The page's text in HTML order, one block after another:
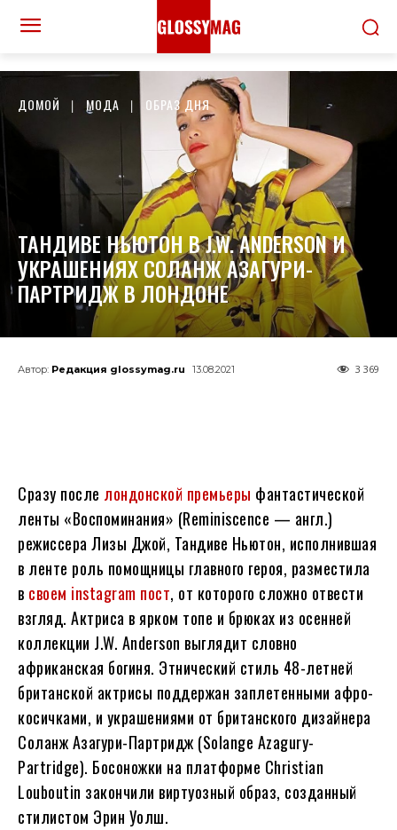
ДОМОЙ МОДА ОБРАЗ ДНЯ
ТАНДИВЕ НЬЮТОН В J.W. ANDERSON И
УКРАШЕНИЯХ СОЛАНЖ АЗАГУРИ-
ПАРТРИДЖ В ЛОНДОНЕ
Автор: Редакция glossymag.ru 13.08.2021 3 369
Сразу после лондонской премьеры фантастической
ленты «Воспоминания» (Reminiscence — англ.)
режиссера Лизы Джой, Тандиве Ньютон, исполнившая
в ленте роль помощницы главного героя, разместила
в своем instagram пост, от которого сложно отвести
взгляд. Актриса в ярком топе и брюках из осенней
коллекции J.W. Anderson выглядит словно
африканская богиня. Этнический стиль 48-летней
британской актрисы поддержан заплетенными афро-
косичками, и украшениями от британского дизайнера
Соланж Азагури-Партридж (Solange Azagury-
Partridge). Босоножки на платформе Christian
Louboutin закончили виртуозный образ, созданный
стилистом Эрин Уолш.